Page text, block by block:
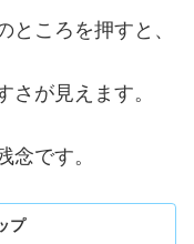
ころを押すと、
さが見えます。
念です。
プ